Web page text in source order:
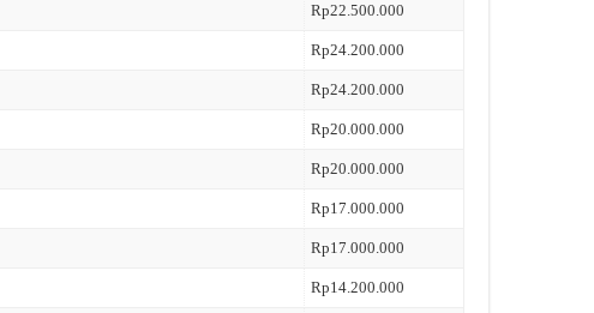
Rp22.500.000
Rp24.200.000
Rp24.200.000
Rp20.000.000
Rp20.000.000
Rp17.000.000
Rp17.000.000
Rp14.200.000